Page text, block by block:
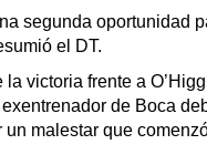
segunda oportunidad
el DT.
la victoria frente a
de Boca
un malestar que